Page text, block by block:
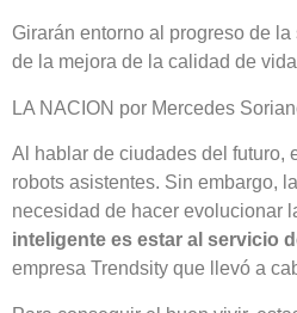
Girarán entorno al progreso de
de la mejora de la calidad de vida
LA NACION por Mercedes
Al hablar de ciudades del futuro,
robots asistentes. Sin embargo,
necesidad de hacer evolucionar
inteligente es estar al servicio
empresa Trendsity que llevó a